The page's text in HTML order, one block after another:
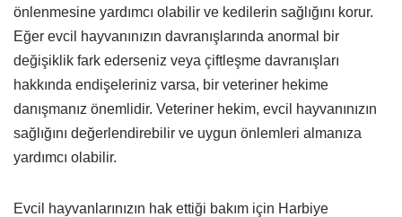
önlenmesine yardımcı olabilir ve kedilerin sağlığını korur.
Eğer evcil hayvanınızın davranışlarında anormal bir
değişiklik fark ederseniz veya çiftleşme davranışları
hakkında endişeleriniz varsa, bir veteriner hekime
danışmanız önemlidir. Veteriner hekim, evcil hayvanınızın
sağlığını değerlendirebilir ve uygun önlemleri almanıza
yardımcı olabilir.
Evcil hayvanlarınızın hak ettiği bakım için Harbiye